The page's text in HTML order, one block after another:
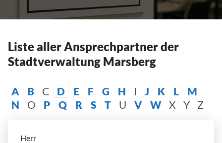
Liste aller Ansprechpartner der
Stadtverwaltung Marsberg
A B C D E F G H I J K L
M
N
O P Q R S T U V W X Y Z
Herr